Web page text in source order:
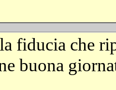
fiducia che
buona